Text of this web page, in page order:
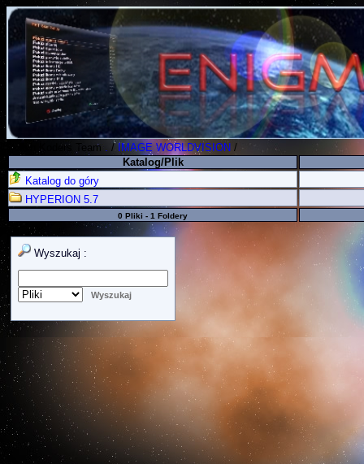
Polish Koders Team /IMAGE WORLDVISION /
Katalog/Plik
Katalog do góry
HYPERION 5.7
0 Pliki - 1 Foldery
Wyszukaj :